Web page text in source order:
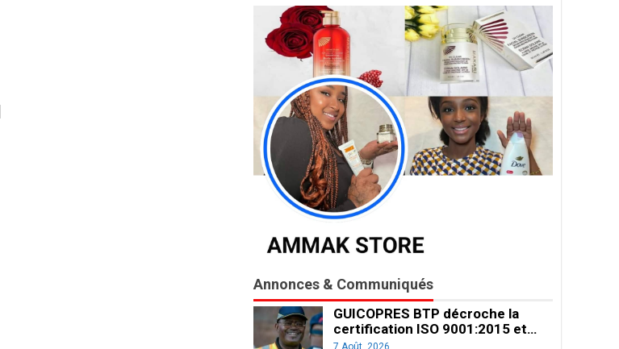
Annonces & Communiqués
GUICOPRES BTP décroche la
certification ISO 9001:2015 et…